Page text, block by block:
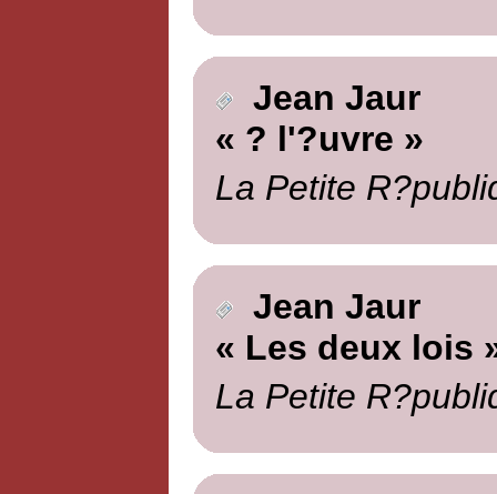
Jean Jaur
« ? l'?uvre »
La Petite
Jean Jaur
« Les deux lois
La Petite